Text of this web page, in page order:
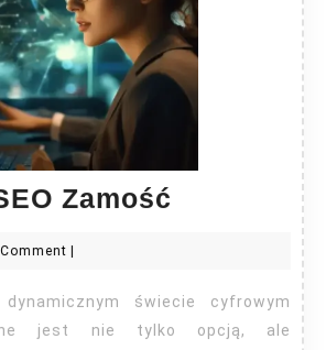
Zamość
jest nie tylko opcją, ale